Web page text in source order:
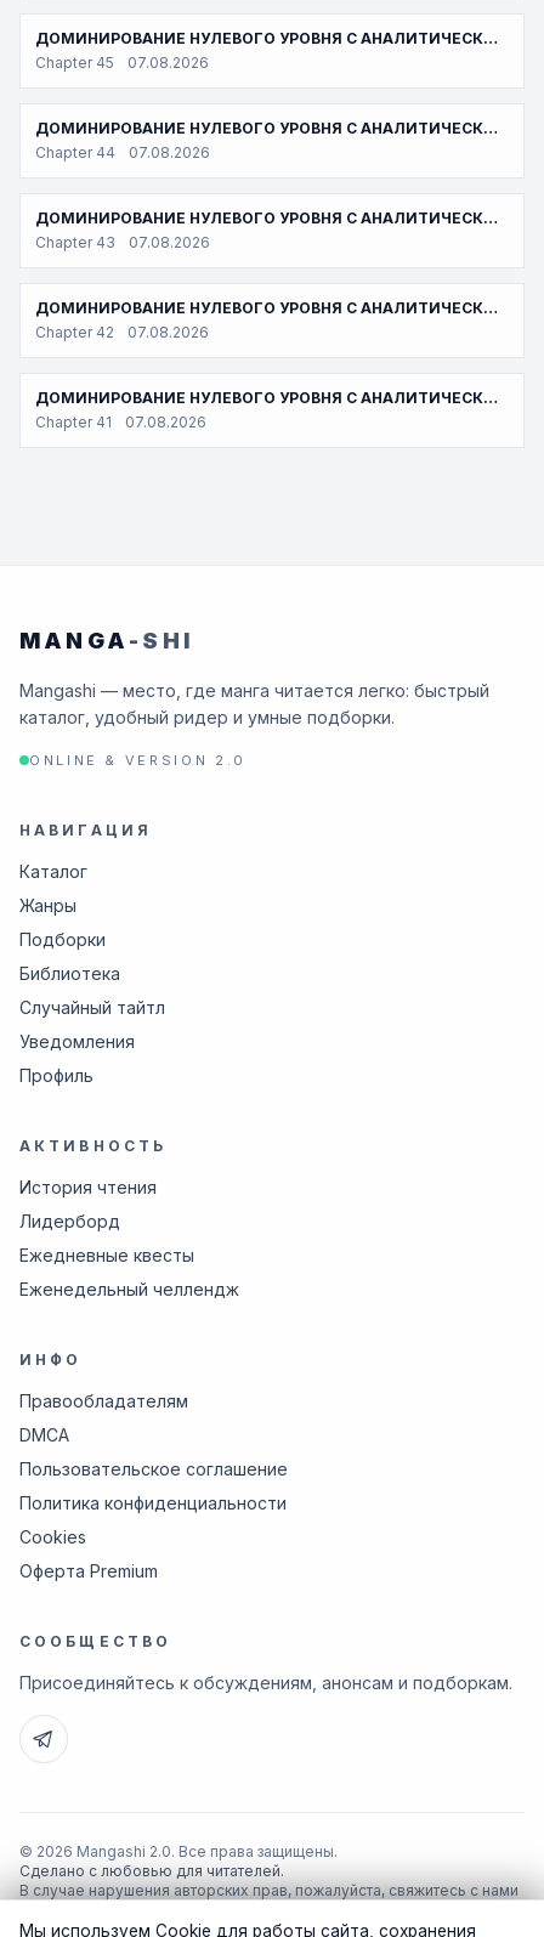
ДОМИНИРОВАНИЕ НУЛЕВОГО УРОВНЯ С АНАЛИТИЧЕСКИМИ НАВЫКАМИ
Chapter 45
07.08.2026
ДОМИНИРОВАНИЕ НУЛЕВОГО УРОВНЯ С АНАЛИТИЧЕСКИМИ НАВЫКАМИ
Chapter 44
07.08.2026
ДОМИНИРОВАНИЕ НУЛЕВОГО УРОВНЯ С АНАЛИТИЧЕСКИМИ НАВЫКАМИ
Chapter 43
07.08.2026
ДОМИНИРОВАНИЕ НУЛЕВОГО УРОВНЯ С АНАЛИТИЧЕСКИМИ НАВЫКАМИ
Chapter 42
07.08.2026
ДОМИНИРОВАНИЕ НУЛЕВОГО УРОВНЯ С АНАЛИТИЧЕСКИМИ НАВЫКАМИ
Chapter 41
07.08.2026
MANGA -SHI
Mangashi — место, где манга читается легко: быстрый
каталог, удобный ридер и умные подборки.
ONLINE & VERSION 2.0
НАВИГАЦИЯ
Каталог
Жанры
Подборки
Библиотека
Случайный тайтл
Уведомления
Профиль
АКТИВНОСТЬ
История чтения
Лидерборд
Ежедневные квесты
Еженедельный челлендж
ИНФО
Правообладателям
DMCA
Пользовательское соглашение
Политика конфиденциальности
Cookies
Оферта Premium
СООБЩЕСТВО
Присоединяйтесь к обсуждениям, анонсам и подборкам.
© 2026 Mangashi 2.0. Все права защищены.
Сделано с любовью для читателей.
В случае нарушения авторских прав, пожалуйста, свяжитесь с нами